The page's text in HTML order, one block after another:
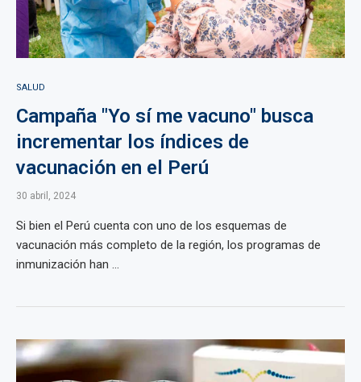
SALUD
Campaña "Yo sí me vacuno" busca
incrementar los índices de
vacunación en el Perú
30 abril, 2024
Si bien el Perú cuenta con uno de los esquemas de
vacunación más completo de la región, los programas de
inmunización han ...